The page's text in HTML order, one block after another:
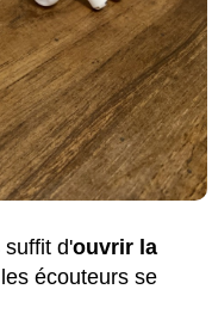
suffit d'ouvrir la
écouteurs se